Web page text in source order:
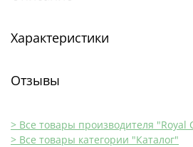
Характеристики
Отзывы
> Все товары производителя "Royal
> Все товары категории "Каталог"